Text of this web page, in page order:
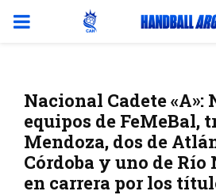
PRIMARY
Nacional Cadete «A»:
equipos de FeMeBal,
Mendoza, dos de
Córdoba y uno de Río
en carrera por los